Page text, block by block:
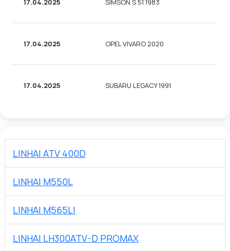
17.04.2025 SIMSON S 51 1983
17.04.2025 OPEL VIVARO 2020
17.04.2025 SUBARU LEGACY 1991
LINHAI ATV 400D
LINHAI M550L
LINHAI M565LI
LINHAI LH300ATV-D PROMAX